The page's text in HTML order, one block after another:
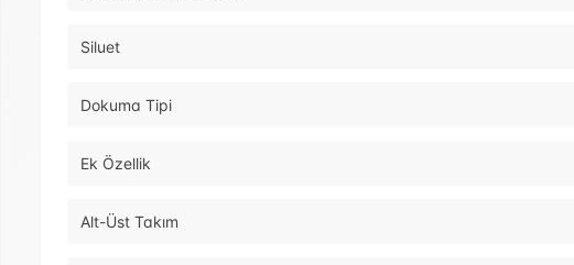
Siluet
Dokuma Tipi
Ek Özellik
Alt-Üst Takım